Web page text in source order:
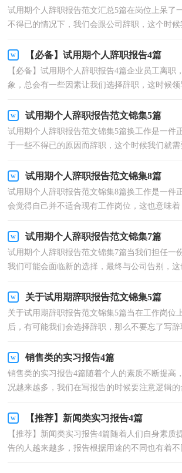
试用期个人辞职报告范文汇总5篇在岗位上呆了
不得已的情况下，我们会跟公司辞职，这个时
【必备】试用期个人辞职报告4篇
【必备】试用期个人辞职报告4篇企业员工离职
象，总会有一些因素让我们选择辞职，这时候
试用期个人辞职报告范文锦集5篇
试用期个人辞职报告范文锦集5篇换工作是一件
于一些不得已的原因而辞职，这个时候我们就
试用期个人辞职报告范文锦集8篇
试用期个人辞职报告范文锦集8篇换工作是一件
会觉得自己并不适合现有工作岗位，这也意味
试用期个人辞职报告范文锦集7篇
试用期个人辞职报告范文锦集7篇当我们担任一
我们可能会面临新的选择，最终与公司告别，
关于试用期辞职报告范文锦集5篇
关于试用期辞职报告范文锦集5篇当在工作岗位
后，有可能我们会选择辞职，那么不要忘了写
销售类的实习报告4篇
销售类的实习报告4篇随着个人的素质不断提高
况越来越多，我们在写报告的时候要注意逻辑
【推荐】新闻类实习报告4篇
【推荐】新闻类实习报告4篇随着人们自身素质
告的人越来越多，报告根据用途的不同也有着